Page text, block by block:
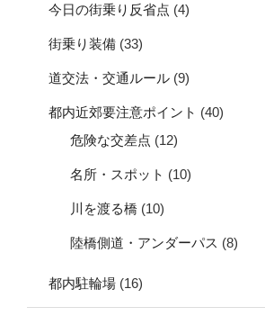
今日の街乗り反省点 (4)
街乗り装備 (33)
道交法・交通ルール (9)
都内近郊要注意ポイント (40)
危険な交差点 (12)
名所・スポット (10)
川を渡る橋 (10)
陸橋側道・アンダーパス (8)
都内駐輪場 (16)